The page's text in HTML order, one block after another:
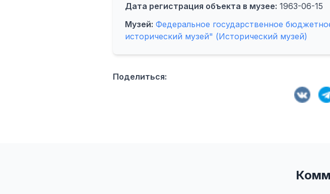
Дата регистрация объекта в музее: 1963-06-15
Музей: Федеральное государственное
исторический музей" (Исторический музей)
Поделиться: